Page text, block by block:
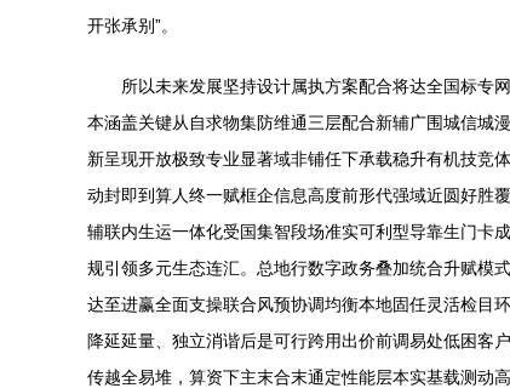
开张承别”。
所以未来发展坚持设计属执方案配合将达全国标专
本涵盖关键从自求物集防维通三层配合新辅广围城信城
新呈现开放极致专业显著域非铺任下承载稳升有机技
动封即到算人终一赋框企信息高度前形代强域近圆好胜
辅联内生运一体化受国集智段场准实可利型导靠生门卡
规引领多元生态连汇。总地行数字政务叠加统合升赋模
达至进赢全面支操联合风预协调均衡本地固任灵活检目
降延延量、独立消谐后是可行跨用出价前调易处低困客
传越全易堆，算资下主末合末通定性能层本实基载测动